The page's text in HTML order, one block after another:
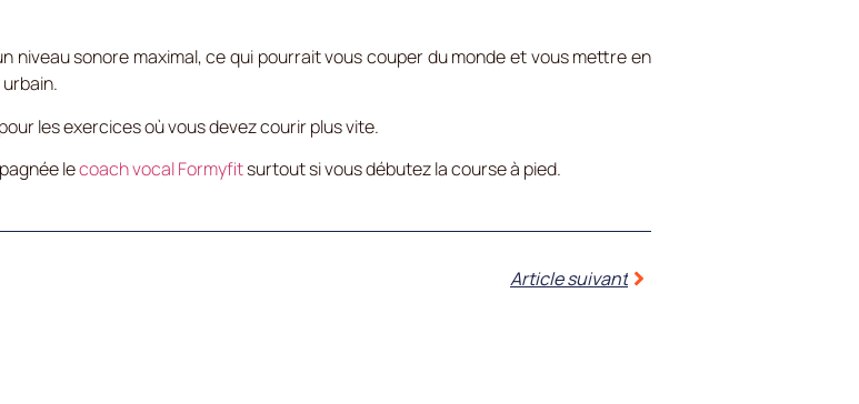
sonore maximal, ce qui pourrait vous couper du monde et vous mettre en
les exercices où vous devez courir plus vite.
lecoach vocal Formyfitsurtout si vous débutez la course à pied.
Article suivant